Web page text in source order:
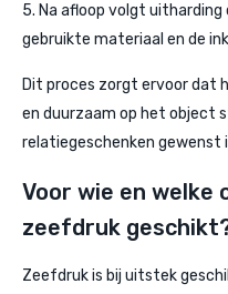
5. Na afloop volgt
gebruikte materiaal en de
Dit proces zorgt ervoor dat
en duurzaam op het object
relatiegeschenken gewenst
Voor wie en welke
zeefdruk
Zeefdruk is bij uitstek